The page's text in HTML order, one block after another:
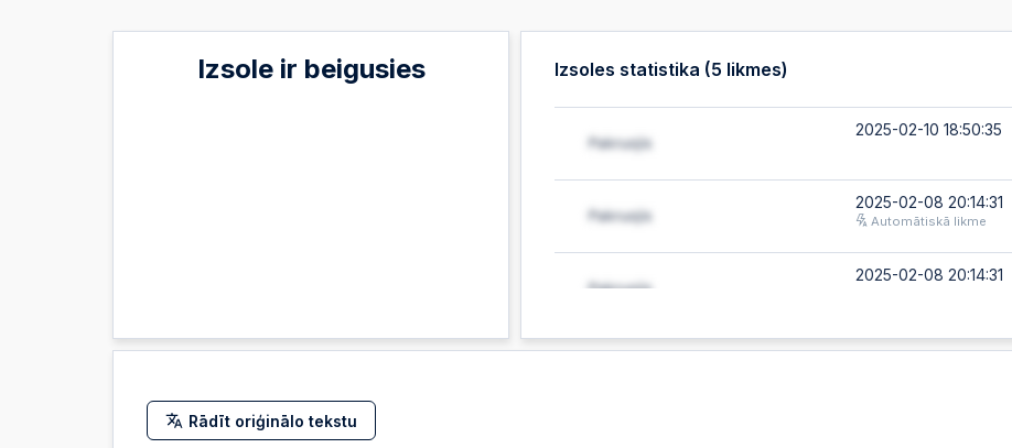
Izsole ir beigusies Izsoles statistika (5 likmes)
2025-02-10 18:50:35
2025-02-08 20:14:31
Automātiskā likme
2025-02-08 20:14:31
2025-02-08 10:47:06
Rādīt oriģinālo tekstu